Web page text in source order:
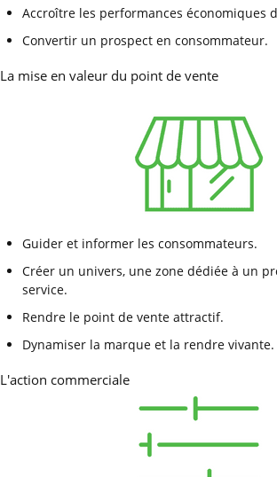
Accroître les performances économiques
Convertir un prospect en consommateur.
La mise en valeur du point de vente
Guider et informer les consommateurs.
Créer un univers, une zone dédiée à un
service.
Rendre le point de vente attractif.
Dynamiser la marque et la rendre vivante.
L'action commerciale